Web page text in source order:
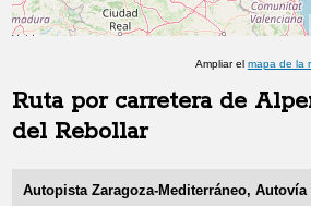
Ampliar el mapa de la
Ruta por carretera de
del Rebollar
Autopista Zaragoza-Mediterráneo, Autovía